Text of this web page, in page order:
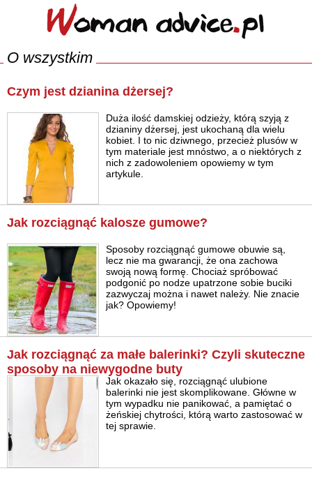
O wszystkim
Czym jest dzianina dżersej?
Duża ilość damskiej odzieży, którą szyją z
dzianiny dżersej, jest ukochaną dla wielu
kobiet. I to nic dziwnego, przecież plusów w
tym materiale jest mnóstwo, a o niektórych z
nich z zadowoleniem opowiemy w tym
artykule.
Jak rozciągnąć kalosze gumowe?
Sposoby rozciągnąć gumowe obuwie są,
lecz nie ma gwarancji, że ona zachowa
swoją nową formę. Chociaż spróbować
podgonić po nodze upatrzone sobie buciki
zazwyczaj można i nawet należy. Nie znacie
jak? Opowiemy!
Jak rozciągnąć za małe balerinki? Czyli skuteczne
sposoby na niewygodne buty
Jak okazało się, rozciągnąć ulubione
balerinki nie jest skomplikowane. Główne w
tym wypadku nie panikować, a pamiętać o
żeńskiej chytrości, którą warto zastosować w
tej sprawie.